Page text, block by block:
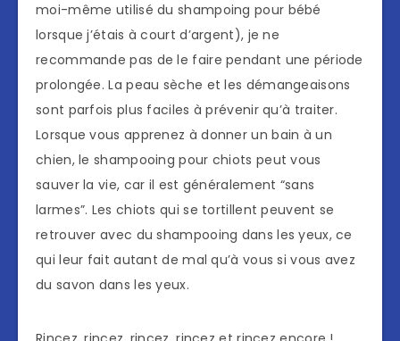
moi-même utilisé du shampoing pour bébé
lorsque j’étais à court d’argent), je ne
recommande pas de le faire pendant une période
prolongée. La peau sèche et les démangeaisons
sont parfois plus faciles à prévenir qu’à traiter.
Lorsque vous apprenez à donner un bain à un
chien, le shampooing pour chiots peut vous
sauver la vie, car il est généralement “sans
larmes”. Les chiots qui se tortillent peuvent se
retrouver avec du shampooing dans les yeux, ce
qui leur fait autant de mal qu’à vous si vous avez
du savon dans les yeux.